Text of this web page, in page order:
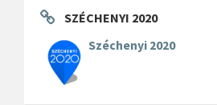
SZÉCHENYI 2020
Széchenyi 2020